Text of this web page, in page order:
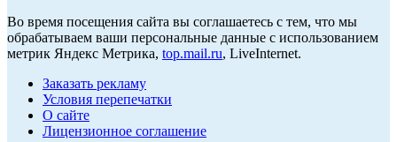
Во время посещения сайта вы соглашаетесь с тем, что мы
обрабатываем ваши персональные данные с использованием
метрик Яндекс Метрика, top.mail.ru, LiveInternet.
Заказать рекламу
Условия перепечатки
О сайте
Лицензионное соглашение